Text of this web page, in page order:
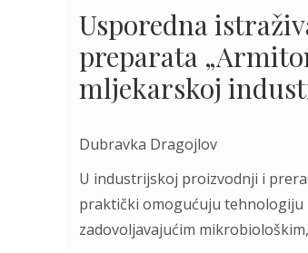
Usporedna
preparata
mljekarskoj
Dubravka Dragojlov
U industrijskoj proizvodnji i
praktički omogućuju tehnologiju
zadovoljavajućim